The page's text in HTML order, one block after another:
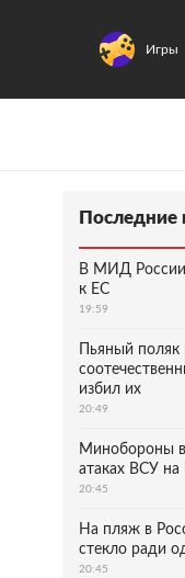
Игры
Последние
В МИД России
к ЕС
19:59
Пьяный поляк
избил их
20:49
Минобороны
атаках ВСУ
20:45
На пляж в
стекло ради
20:45